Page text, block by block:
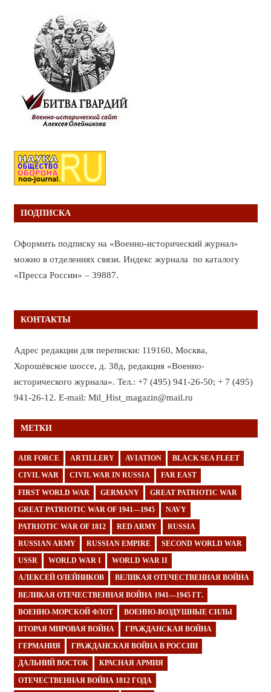
ПОДПИСКА
Оформить подписку на «Военно-исторический журнал»
можно в отделениях связи. Индекс журнала по каталогу
«Пресса России» – 39887.
КОНТАКТЫ
Адрес редакции для переписки: 119160, Москва,
Хорошёвское шоссе, д. 38д, редакция «Военно-
исторического журнала». Тел.: +7 (495) 941-26-50; + 7 (495)
941-26-12. E-mail: Mil_Hist_magazin@mail.ru
МЕТКИ
AIR FORCE ARTILLERY AVIATION BLACK SEA FLEET
CIVIL WAR CIVIL WAR IN RUSSIA FAR EAST
FIRST WORLD WAR GERMANY GREAT PATRIOTIC WAR
GREAT PATRIOTIC WAR OF 1941—1945 NAVY
PATRIOTIC WAR OF 1812 RED ARMY RUSSIA
RUSSIAN ARMY RUSSIAN EMPIRE SECOND WORLD WAR
USSR WORLD WAR I WORLD WAR II
АЛЕКСЕЙ ОЛЕЙНИКОВ ВЕЛИКАЯ ОТЕЧЕСТВЕННАЯ ВОЙНА
ВЕЛИКАЯ ОТЕЧЕСТВЕННАЯ ВОЙНА 1941—1945 ГГ.
ВОЕННО-МОРСКОЙ ФЛОТ ВОЕННО-ВОЗДУШНЫЕ СИЛЫ
ВТОРАЯ МИРОВАЯ ВОЙНА ГРАЖДАНСКАЯ ВОЙНА
ГЕРМАНИЯ ГРАЖДАНСКАЯ ВОЙНА В РОССИИ
ДАЛЬНИЙ ВОСТОК КРАСНАЯ АРМИЯ
ОТЕЧЕСТВЕННАЯ ВОЙНА 1812 ГОДА